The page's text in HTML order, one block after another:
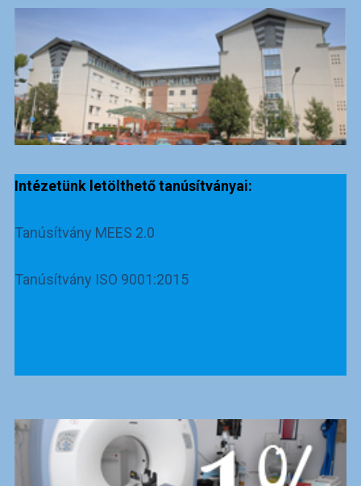
Intézetünk letölthető tanúsítványai:
Tanúsítvány MEES 2.0
Tanúsítvány ISO 9001:2015